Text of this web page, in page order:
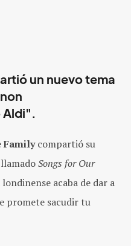
un nuevo tema
Aldi".
Familycompartió su
Songs for Our
acaba de dar a
promete sacudir tu